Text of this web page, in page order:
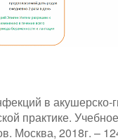
в акушерско-
практике.
Москва, 2018г. –